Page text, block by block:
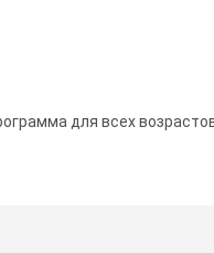
для всех